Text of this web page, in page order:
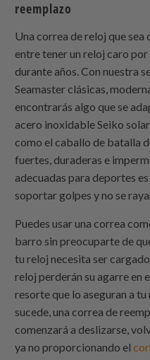
reemplazo
Una correa de reloj que
entre tener un reloj caro
durante años. Con nuestra
Seamaster clásicas,
encontrarás algo que se
acero inoxidable Seiko
como el caballo de batalla
fuertes, duraderas e
adecuadas para deportes
soportar golpes y no se
Puedes usar una correa
barro sin preocuparte de
tu reloj necesita ser
reloj perderán su agarre en
resorte que lo aseguran a tu
sucede, una correa de
comenzará a deslizarse,
ya no proporcionando el